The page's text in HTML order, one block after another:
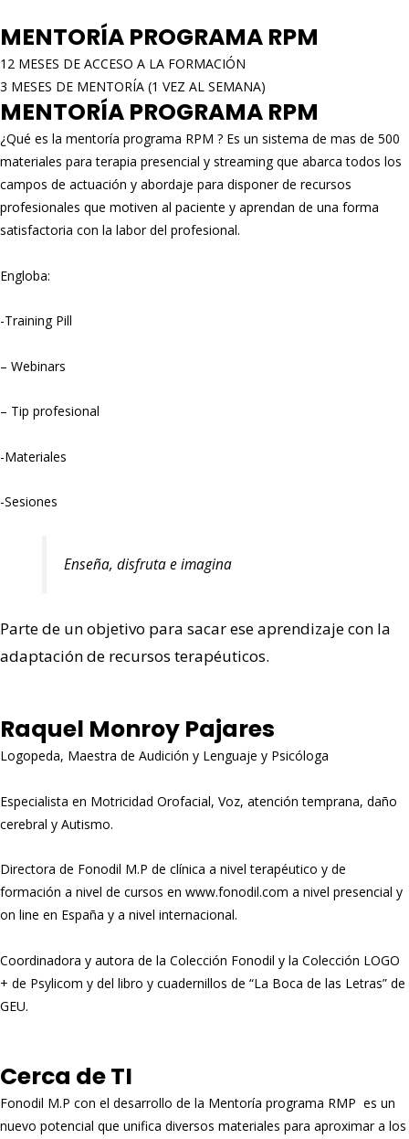
MENTORÍA PROGRAMA RPM
12 MESES DE ACCESO A LA FORMACIÓN
3 MESES DE MENTORÍA (1 VEZ AL SEMANA)
MENTORÍA PROGRAMA RPM
¿Qué es la mentoría programa RPM ? Es un sistema de mas de 500
materiales para terapia presencial y streaming que abarca todos los
campos de actuación y abordaje para disponer de recursos
profesionales que motiven al paciente y aprendan de una forma
satisfactoria con la labor del profesional.
Engloba:
-Training Pill
– Webinars
– Tip profesional
-Materiales
-Sesiones
Enseña, disfruta e imagina
Parte de un objetivo para sacar ese aprendizaje con la
adaptación de recursos terapéuticos.
Raquel Monroy Pajares
Logopeda, Maestra de Audición y Lenguaje y Psicóloga
Especialista en Motricidad Orofacial, Voz, atención temprana, daño
cerebral y Autismo.
Directora de Fonodil M.P de clínica a nivel terapéutico y de
formación a nivel de cursos en www.fonodil.com a nivel presencial y
on line en España y a nivel internacional.
Coordinadora y autora de la Colección Fonodil y la Colección LOGO
+ de Psylicom y del libro y cuadernillos de “La Boca de las Letras” de
GEU.
Cerca de TI
Fonodil M.P con el desarrollo de la Mentoría programa RMP es un
nuevo potencial que unifica diversos materiales para aproximar a los